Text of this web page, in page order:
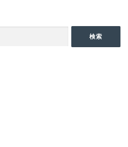
検索